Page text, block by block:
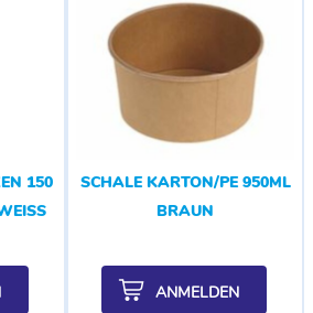
150
SCHALE KARTON/PE 950ML
BRAUN
ANMELDEN